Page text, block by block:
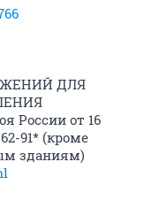
ДЛЯ
России от 16
91* (кроме
зданиям)